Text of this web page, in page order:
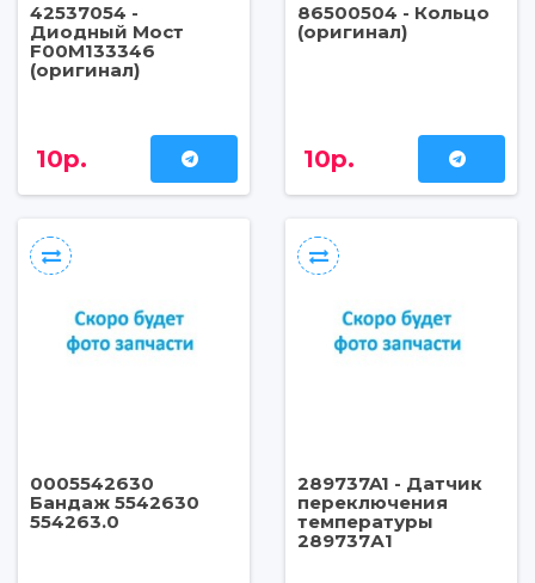
42537054 -
Диодный Мост
F00M133346
(оригинал)
10р.
86500504 - Кольцо
(оригинал)
10р.
0005542630
Бандаж 5542630
554263.0
289737A1 - Датчик
переключения
температуры
289737А1